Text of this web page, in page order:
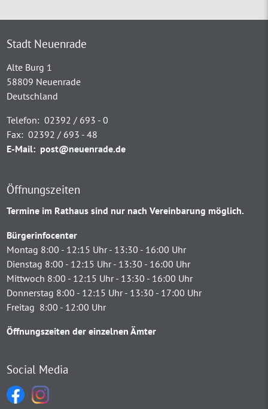
Stadt Neuenrade
Alte Burg 1
58809 Neuenrade
Deutschland
Telefon: 02392 / 693 - 0
Fax: 02392 / 693 - 48
E-Mail: post@neuenrade.de
Öffnungszeiten
Termine im Rathaus sind nur nach Vereinbarung möglich.
Bürgerinfocenter
Montag 8:00 - 12:15 Uhr - 13:30 - 16:00 Uhr
Dienstag 8:00 - 12:15 Uhr - 13:30 - 16:00 Uhr
Mittwoch 8:00 - 12:15 Uhr - 13:30 - 16:00 Uhr
Donnerstag 8:00 - 12:15 Uhr - 13:30 - 17:00 Uhr
Freitag 8:00 - 12:00 Uhr
Öffnungszeiten der einzelnen Ämter
Social Media